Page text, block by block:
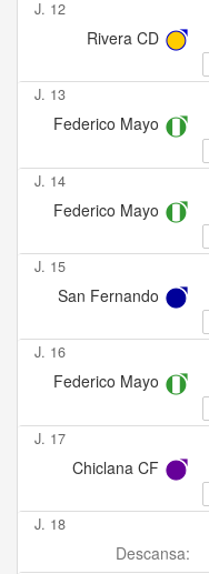
J. 12
Rivera CD
J. 13
Federico Mayo
J. 14
Federico Mayo
J. 15
San Fernando
J. 16
Federico Mayo
J. 17
Chiclana CF
J. 18
Descansa: